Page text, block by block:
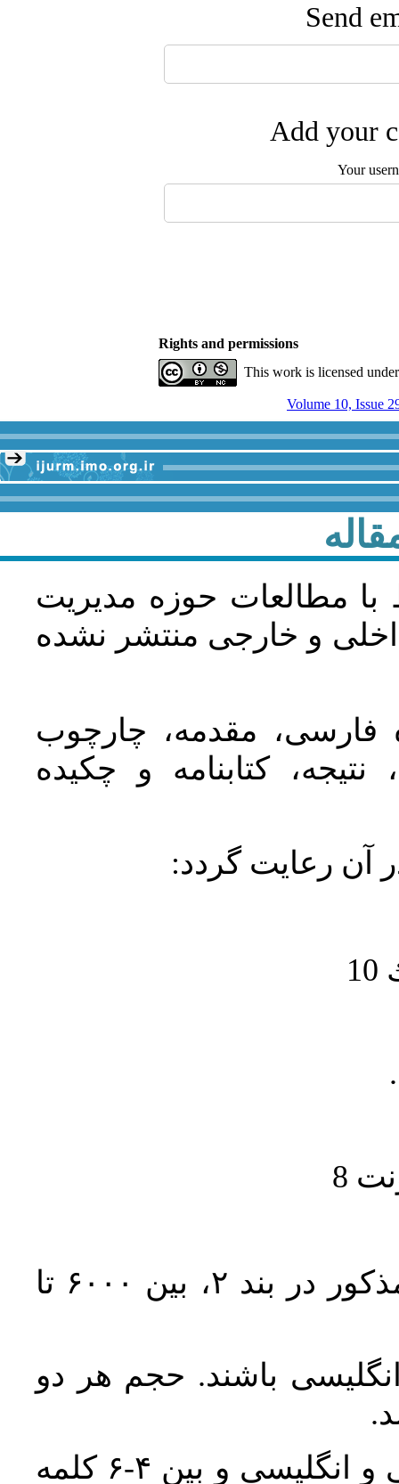
Send
Add your
Your
Rights and permissions
This work is licensed
Volume 10, Issue
با مطالعات حوزه مديريت
و خارجی منتشر نشده
فارسی، مقدمه، چارچوب
کتابنامه و چکیده
آن رعايت گردد:
حجم کل مقاله با احتساب تمام بخش‌های مذکور در بند ۲، بین ۶۰۰۰ تا
باشند. حجم هر دو
واژگان کلیدی بلافاصله پس از چکیده فارسی و انگلیسی و بین ۴-۶ کلمه